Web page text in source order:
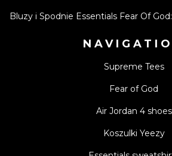
Bluzy i Spodnie Essentials Fear Of
Supreme Tees
Fear of God
Air Jordan 4 shoes
Koszulki Yeezy